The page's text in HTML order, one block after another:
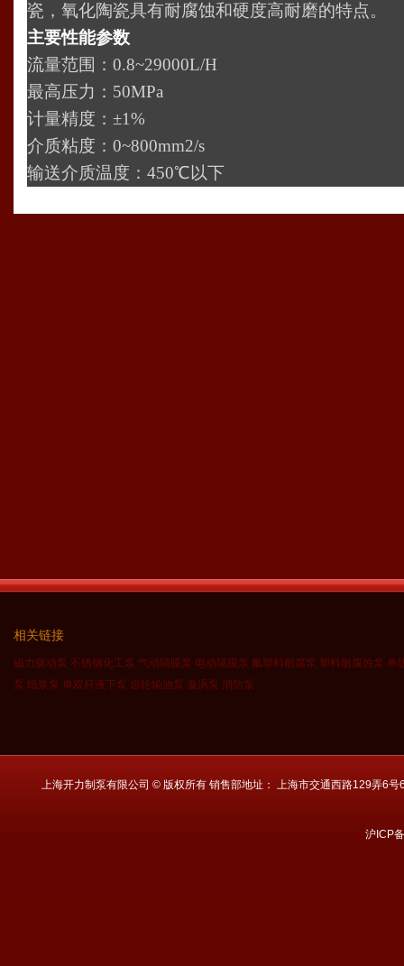
瓷，氧化陶瓷具有耐腐蚀和硬度高耐磨的特点。
主要性能参数
流量范围：0.8~29000L/H
最高压力：50MPa
计量精度：±1%
介质粘度：0~800mm2/s
输送介质温度：450℃以下
相关链接
磁力驱动泵 不锈钢化工泵 气动隔膜泵 电动隔膜泵 氟塑料耐腐泵 塑料耐腐蚀泵 单
泵 纸浆泵 单双杆液下泵 齿轮输油泵 漩涡泵 消防泵
上海开力制泵有限公司 © 版权所有 销售部地址： 上海市交通西路129弄6
沪ICP